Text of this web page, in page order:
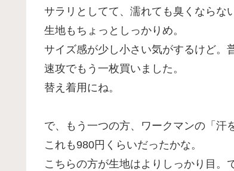
サラリとしてて、濡れても臭くならな
生地もちょっとしっかりめ。
サイズ感が少し小さい気がするけど。
速攻でもう一枚買いました。
替え着用にね。
で、もう一つの方、ワークマンの「汗
これも980円くらいだったかな。
こちらの方が生地はよりしっかり目。